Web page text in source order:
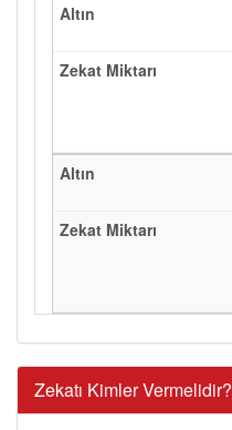
Zekatı Kimler Vermelidir?